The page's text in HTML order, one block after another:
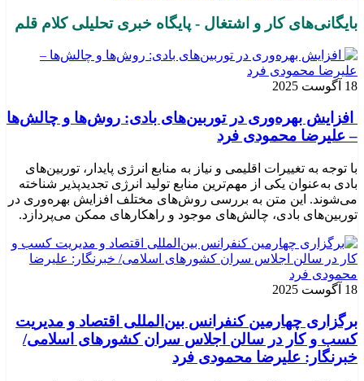
بایگانی‌های کار و اشتغال - پایگاه خبری تحلیلی کلام قلم
18 آگوست 2025
افزایش بهره‌وری در توربین‌های بادی: روش‌ها و چالش‌ها
– علیرضا محمودی فرد
با توجه به تغییرات اقلیمی و نیاز به منابع انرژی پایدار، توربین‌های
بادی به‌عنوان یکی از مهم‌ترین منابع تولید انرژی تجدیدپذیر شناخته
می‌شوند. این متن به بررسی روش‌های مختلف افزایش بهره‌وری در
توربین‌های بادی، چالش‌های موجود و راهکارهای ممکن می‌پردازد.
18 آگوست 2025
برگزاری چهارمین کنفرانس بین‌المللی اقتصاد و مدیریت
کسب و کار در سالن اجلاس سران کشورهای اسلامی/
خبرنگار: علیرضا محمودی فرد